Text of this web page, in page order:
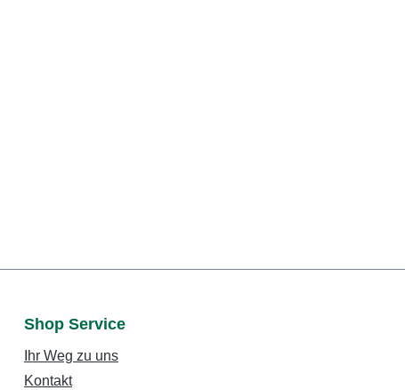
Shop Service
Ihr Weg zu uns
Kontakt